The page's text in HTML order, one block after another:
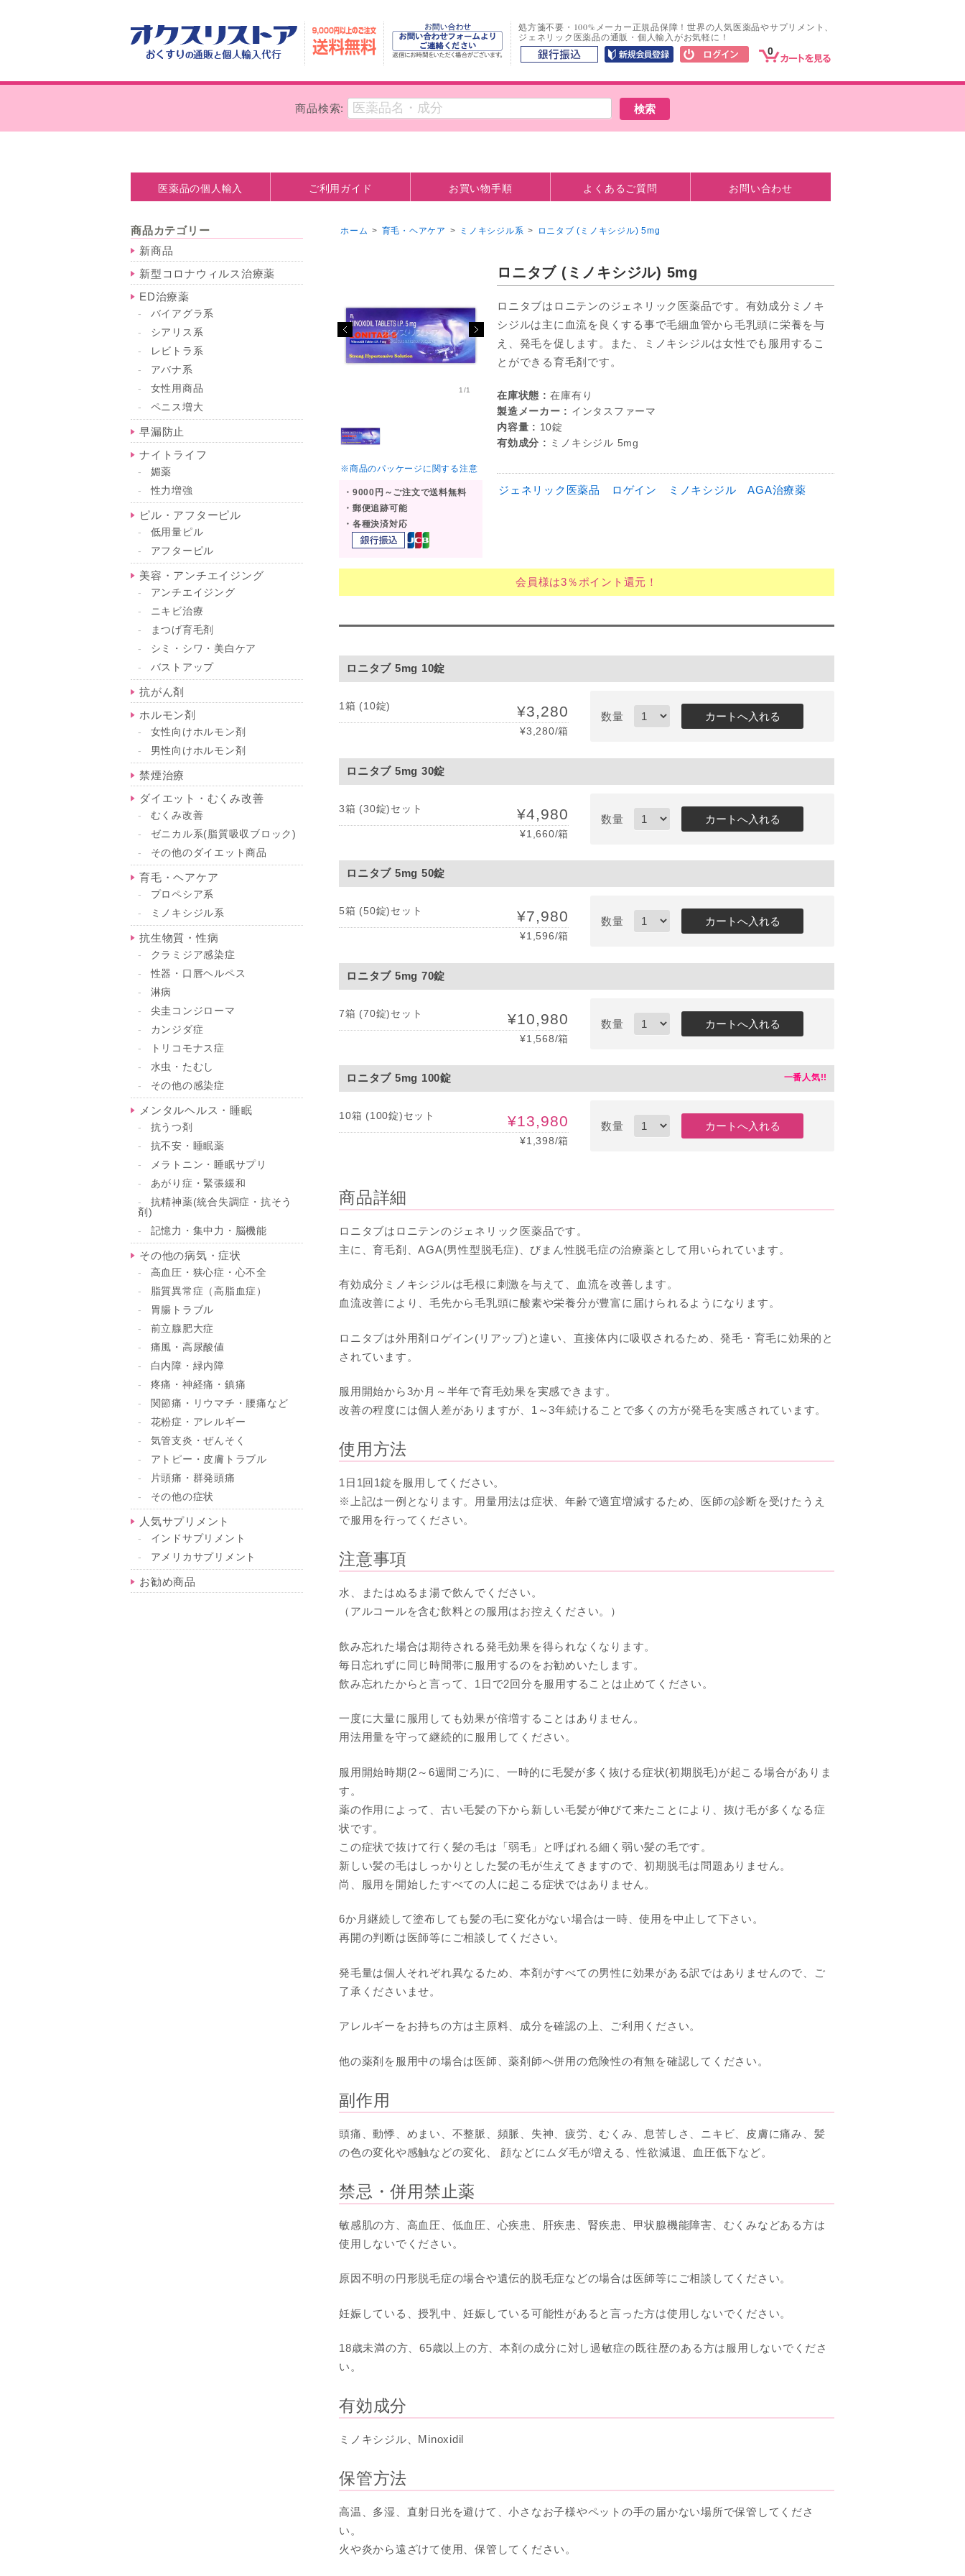
処方箋不要・100%メーカー正規品保障！世界の人気医薬品やサプリメント、
ジェネリック医薬品の通販・個人輸入がお気軽に！
0
商品検索:
医薬品の個人輸入 ご利用ガイド お買い物手順 よくあるご質問 お問い合わせ
ホーム > 育毛・ヘアケア > ミノキシジル系 > ロニタブ (ミノキシジル) 5mg
1/1
※商品のパッケージに関する注意
・9000円～ご注文で送料無料
・郵便追跡可能
・各種決済対応
ロニタブ (ミノキシジル) 5mg
ロニタブはロニテンのジェネリック医薬品です。有効成分ミノキ
シジルは主に血流を良くする事で毛細血管から毛乳頭に栄養を与
え、発毛を促します。また、ミノキシジルは女性でも服用するこ
とができる育毛剤です。
在庫状態 :在庫有り
製造メーカー : インタスファーマ
内容量 : 10錠
有効成分 : ミノキシジル 5mg
ジェネリック医薬品 ロゲイン ミノキシジル AGA治療薬
会員様は3％ポイント還元！
ロニタブ 5mg 10錠
1箱 (10錠) ¥3,280
¥3,280/箱
数量
ロニタブ 5mg 30錠
3箱 (30錠)セット ¥4,980
¥1,660/箱
数量
ロニタブ 5mg 50錠
5箱 (50錠)セット ¥7,980
¥1,596/箱
数量
ロニタブ 5mg 70錠
7箱 (70錠)セット ¥10,980
¥1,568/箱
数量
ロニタブ 5mg 100錠
10箱 (100錠)セット ¥13,980
¥1,398/箱
数量
商品詳細
ロニタブはロニテンのジェネリック医薬品です。
主に、育毛剤、AGA(男性型脱毛症)、びまん性脱毛症の治療薬として用いられています。
有効成分ミノキシジルは毛根に刺激を与えて、血流を改善します。
血流改善により、毛先から毛乳頭に酸素や栄養分が豊富に届けられるようになります。
ロニタブは外用剤ロゲイン(リアップ)と違い、直接体内に吸収されるため、発毛・育毛に効果的と
されています。
服用開始から3か月～半年で育毛効果を実感できます。
改善の程度には個人差がありますが、1～3年続けることで多くの方が発毛を実感されています。
使用方法
1日1回1錠を服用してください。
※上記は一例となります。用量用法は症状、年齢で適宜増減するため、医師の診断を受けたうえ
で服用を行ってください。
注意事項
水、またはぬるま湯で飲んでください。
（アルコールを含む飲料との服用はお控えください。）
飲み忘れた場合は期待される発毛効果を得られなくなります。
毎日忘れずに同じ時間帯に服用するのをお勧めいたします。
飲み忘れたからと言って、1日で2回分を服用することは止めてください。
一度に大量に服用しても効果が倍増することはありません。
用法用量を守って継続的に服用してください。
服用開始時期(2～6週間ごろ)に、一時的に毛髪が多く抜ける症状(初期脱毛)が起こる場合がありま
す。
薬の作用によって、古い毛髪の下から新しい毛髪が伸びて来たことにより、抜け毛が多くなる症
状です。
この症状で抜けて行く髪の毛は「弱毛」と呼ばれる細く弱い髪の毛です。
新しい髪の毛はしっかりとした髪の毛が生えてきますので、初期脱毛は問題ありません。
尚、服用を開始したすべての人に起こる症状ではありません。
6か月継続して塗布しても髪の毛に変化がない場合は一時、使用を中止して下さい。
再開の判断は医師等にご相談してください。
発毛量は個人それぞれ異なるため、本剤がすべての男性に効果がある訳ではありませんので、ご
了承くださいませ。
アレルギーをお持ちの方は主原料、成分を確認の上、ご利用ください。
他の薬剤を服用中の場合は医師、薬剤師へ併用の危険性の有無を確認してください。
副作用
頭痛、動悸、めまい、不整脈、頻脈、失神、疲労、むくみ、息苦しさ、ニキビ、皮膚に痛み、髪
の色の変化や感触などの変化、 顔などにムダ毛が増える、性欲減退、血圧低下など。
禁忌・併用禁止薬
敏感肌の方、高血圧、低血圧、心疾患、肝疾患、腎疾患、甲状腺機能障害、むくみなどある方は
使用しないでください。
原因不明の円形脱毛症の場合や遺伝的脱毛症などの場合は医師等にご相談してください。
妊娠している、授乳中、妊娠している可能性があると言った方は使用しないでください。
18歳未満の方、65歳以上の方、本剤の成分に対し過敏症の既往歴のある方は服用しないでくださ
い。
有効成分
ミノキシジル、Minoxidil
保管方法
高温、多湿、直射日光を避けて、小さなお子様やペットの手の届かない場所で保管してくださ
い。
火や炎から遠ざけて使用、保管してください。
商品カテゴリー
新商品
新型コロナウィルス治療薬
ED治療薬
バイアグラ系
シアリス系
レビトラ系
アバナ系
女性用商品
ペニス増大
早漏防止
ナイトライフ
媚薬
性力増強
ピル・アフターピル
低用量ピル
アフターピル
美容・アンチエイジング
アンチエイジング
ニキビ治療
まつげ育毛剤
シミ・シワ・美白ケア
バストアップ
抗がん剤
ホルモン剤
女性向けホルモン剤
男性向けホルモン剤
禁煙治療
ダイエット・むくみ改善
むくみ改善
ゼニカル系(脂質吸収ブロック)
その他のダイエット商品
育毛・ヘアケア
プロペシア系
ミノキシジル系
抗生物質・性病
クラミジア感染症
性器・口唇ヘルペス
淋病
尖圭コンジローマ
カンジダ症
トリコモナス症
水虫・たむし
その他の感染症
メンタルヘルス・睡眠
抗うつ剤
抗不安・睡眠薬
メラトニン・睡眠サプリ
あがり症・緊張緩和
抗精神薬(統合失調症・抗そう
剤)
記憶力・集中力・脳機能
その他の病気・症状
高血圧・狭心症・心不全
脂質異常症（高脂血症）
胃腸トラブル
前立腺肥大症
痛風・高尿酸値
白内障・緑内障
疼痛・神経痛・鎮痛
関節痛・リウマチ・腰痛など
花粉症・アレルギー
気管支炎・ぜんそく
アトピー・皮膚トラブル
片頭痛・群発頭痛
その他の症状
人気サプリメント
インドサプリメント
アメリカサプリメント
お勧め商品